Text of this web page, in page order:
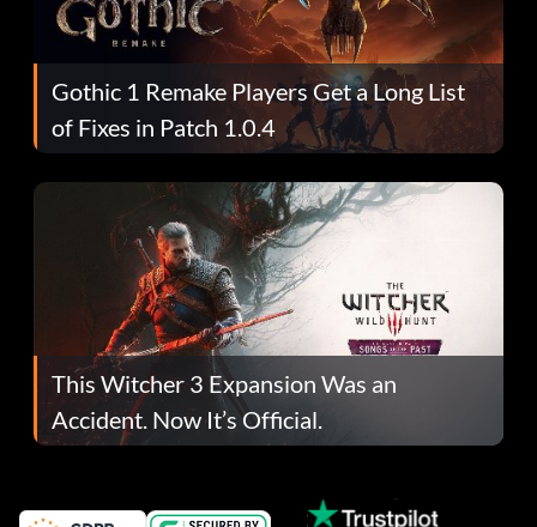
Gothic 1 Remake Players Get a Long List
of Fixes in Patch 1.0.4
This Witcher 3 Expansion Was an
Accident. Now It’s Official.